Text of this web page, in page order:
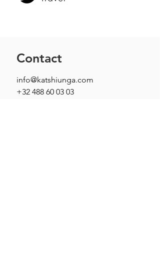
Contact
info@katshiunga.com
+32 488 60 03 03